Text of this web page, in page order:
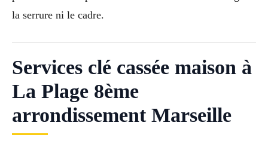
la serrure ni le cadre.
Services clé cassée maison à
La Plage 8ème
arrondissement Marseille